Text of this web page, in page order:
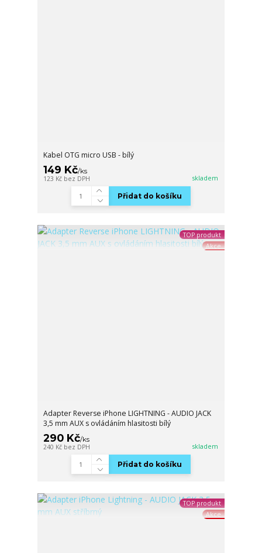
Kabel OTG micro USB - bílý
149 Kč/ks
123 Kč bez DPH skladem
Přidat do košíku
TOP produkt
Akce
Adapter Reverse iPhone LIGHTNING - AUDIO JACK
3,5 mm AUX s ovládáním hlasitosti bílý
290 Kč/ks
240 Kč bez DPH skladem
Přidat do košíku
TOP produkt
Akce